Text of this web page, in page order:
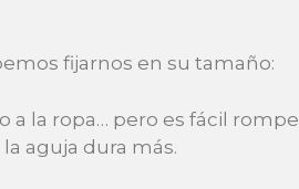
fijarnos en su tamaño:
a la ropa… pero es fácil
aguja dura más.